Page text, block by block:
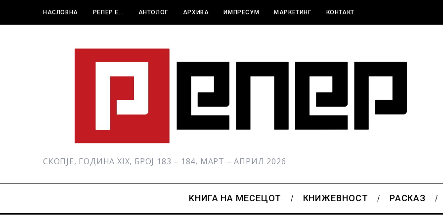
НАСЛОВНА РЕПЕР Е… АНТОЛОГ АРХИВА ИМПРЕСУМ МАРКЕТИНГ КОНТАКТ
СКОПЈЕ, ГОДИНА XIX, БРОЈ 183 – 184, МАРТ – АПРИЛ 2026
KНИГА НА МЕСЕЦОТ КНИЖЕВНОСТ РАСКАЗ